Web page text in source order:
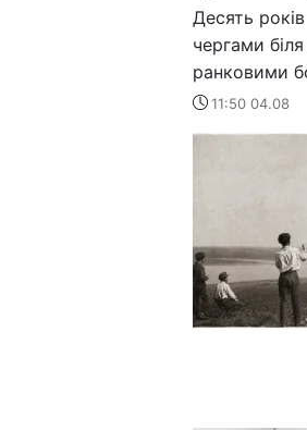
Десять
чергами
ранковими
11:50 04.08